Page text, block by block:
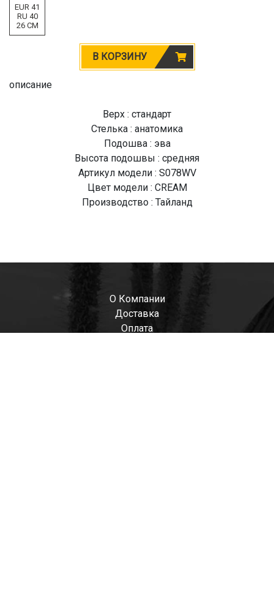
EUR 41
RU 40
26 CM
В КОРЗИНУ
описание
Верх : стандарт
Стелька : анатомика
Подошва : эва
Высота подошвы : средняя
Артикул модели : S078WV
Цвет модели : CREAM
Производство : Тайланд
О Компании
Доставка
Оплата